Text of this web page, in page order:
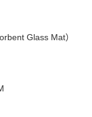
Glass Mat）